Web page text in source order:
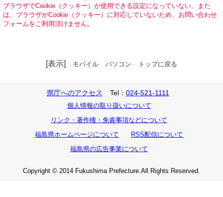
ブラウザでCookie（クッキー）が使用できる設定になっていない、また
は、ブラウザがCookie（クッキー）に対応していないため、お問い合わせ
フォームをご利用頂けません。
[表示] モバイル パソコン トップに戻る
県庁へのアクセス Tel： 024-521-1111
個人情報の取り扱いについて
リンク・著作権・免責事項などについて
福島県ホームページについて
RSS配信について
福島県の広告事業について
Copyright © 2014 Fukushima Prefecture.All Rights Reserved.